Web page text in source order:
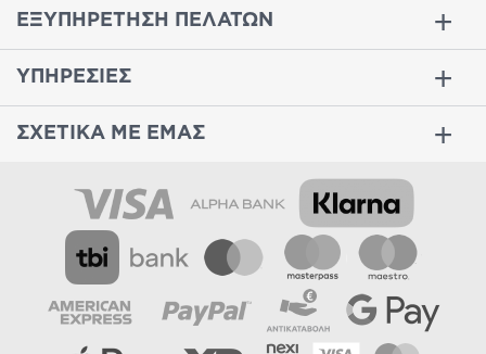
ΕΞΥΠΗΡΕΤΗΣΗ ΠΕΛΑΤΩΝ
ΥΠΗΡΕΣΙΕΣ
ΣΧΕΤΙΚΑ ΜΕ ΕΜΑΣ